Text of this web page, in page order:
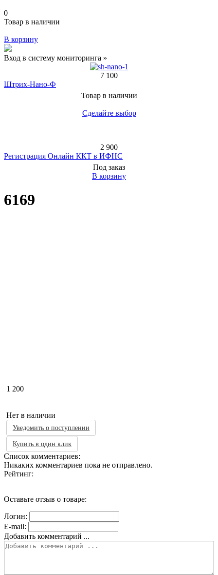
0
Товар в наличии
В корзину
Вход в систему мониторинга »
7 100
Штрих-Нано-Ф
Товар в наличии
Сделайте выбор
2 900
Регистрация Онлайн ККТ в ИФНС
Под заказ
В корзину
6169
1 200
Нет в наличии
Уведомить о поступлении
Купить в один клик
Список комментариев:
Никаких комментариев пока не отправлено.
Рейтинг:
Оставьте отзыв о товаре:
Логин:
E-mail:
Добавить комментарий ...